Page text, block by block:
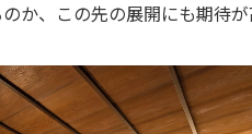
か、この先の展開にも期待が